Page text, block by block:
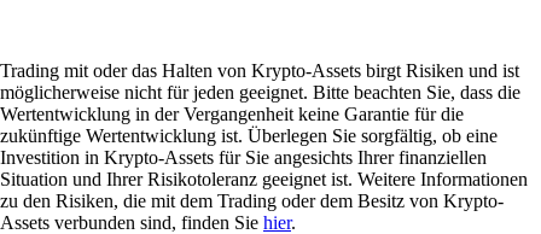
Trading mit oder das Halten von Krypto-Assets birgt Risiken und ist
möglicherweise nicht für jeden geeignet. Bitte beachten Sie, dass die
Wertentwicklung in der Vergangenheit keine Garantie für die
zukünftige Wertentwicklung ist. Überlegen Sie sorgfältig, ob eine
Investition in Krypto-Assets für Sie angesichts Ihrer finanziellen
Situation und Ihrer Risikotoleranz geeignet ist. Weitere Informationen
zu den Risiken, die mit dem Trading oder dem Besitz von Krypto-
Assets verbunden sind, finden Sie hier.